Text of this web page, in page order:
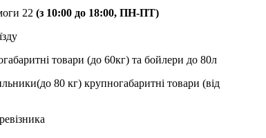
22 (з 10:00 до 18:00, ПН-ПТ)
товари (до 60кг) та бойлери до 80л
80 кг) крупногабаритні товари (від